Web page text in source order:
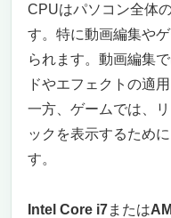
で動画編集
【第5位】
PC：動画編集
に（ゲーム＋編
240Hzリフ
ィスプレイ
32GBメモリ
豊富な接続
CPUはパソコン全体
す。特に動画編集や
られます。動画編集
ドやエフェクトの適
一方、ゲームでは、
ックを表示するため
す。
Intel Core i7または